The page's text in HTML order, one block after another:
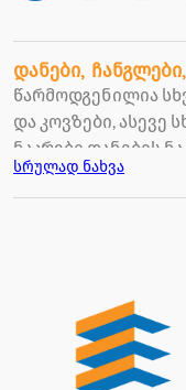
დანები,
წარმოდგენილია
და კოვზები, ასევე
ნაკრები დანების
სრულად ნახვა